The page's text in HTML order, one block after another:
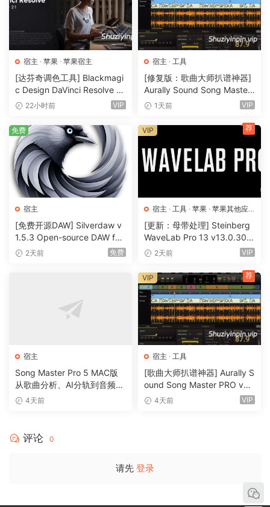
.wav、.mp3、.wma、.mid、.ogg、.flac、.aiff、.cda、.
sng、.sgw 音频文件
导入和导出 EDL 多轨歌曲文件，以便与其他多轨程序交
换歌曲
使用 SMPTE/MTC 或 MIDI 时钟同步同步到其他程序或
外部设备，充当主设备或从设备
加载 MIDI 轨道并将其保存到标准 MIDI 文件
MPEG）
自动音量、声像、辅助发送和返回以及效果参数。您可以
“编程” 淡入/淡出、交叉淡入淡出、在有独奏时提高轨道
的音量等。
professional quality audio recording, encoding, mixing and
editing. Record, edit, overdub your audio tracks, apply
n-Track Studio is an Audio and MIDI Digital Multitrack
Recorder that transforms your computer into a powerful
audio recording studio. You can record, playback, overdub
your audio tracks exploiting the flexibility and power of
automated aux channels sends and returns, destructive
and non-destructive wave editing. The program supports
encoding and more.
Main n-Track Studio features:
Records and plays back a virtually unlimited number
宿主 · 苹果 · 苹果宿主
[达芬奇调色工具] Blackmagi
c Design DaVinci Resolve St
udio 21.0.4 Multilingual [Ma
22小时前 VIP
宿主 · 工具
[修复版：歌曲大师扒谱神器]
Aurally Sound Song Master
PRO v5.0.02 REV 1 [WiN]
1天前 VIP
宿主
[免费开源DAW] Silverdaw v
1.5.3 Open-source DAW for
remixing & mashups [WiN]
2天前 免费
免费
宿主 · 工具 · 苹果 · 苹果其他应
用· 苹果宿主
[更新：母带处理] Steinberg
WaveLab Pro 13 v13.0.30
+安装方法 [WiN, MacOSX]
2天前 VIP
VIP 荐
宿主
Song Master Pro 5 MAC版
从歌曲分析、AI分轨到音频转
MIDI的一体化音乐工具
4天前
宿主 · 工具
[歌曲大师扒谱神器] Aurally S
ound Song Master PRO v5.
0.02 [WiN]（355MB）
4天前 VIP
VIP 荐
评论 0
请先 登录